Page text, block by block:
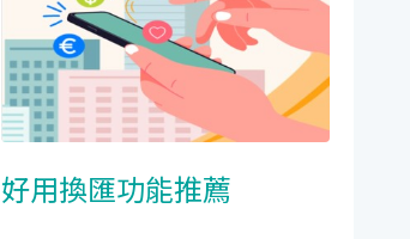
好用換匯功能推薦